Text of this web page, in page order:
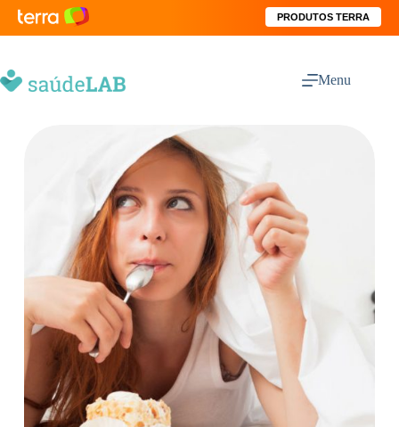
PRODUTOS TERRA
Menu